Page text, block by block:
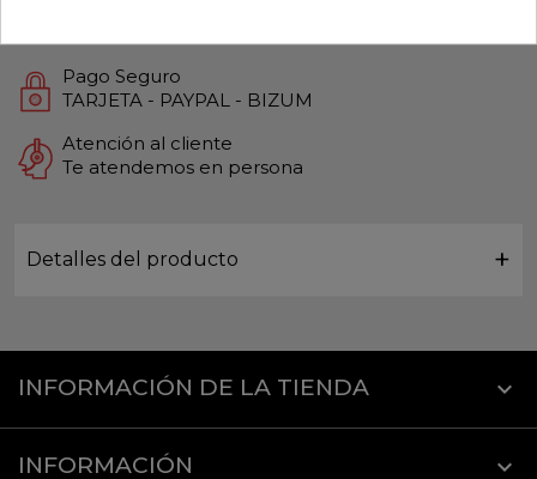
Pago Seguro
TARJETA - PAYPAL - BIZUM
Atención al cliente
Te atendemos en persona
Detalles del producto
INFORMACIÓN DE LA TIENDA keyboard_arrow_down
INFORMACIÓN 